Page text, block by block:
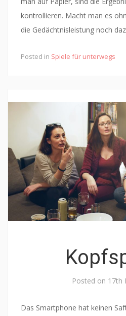
kontrollieren. Macht man es
die Gedächtnisleistung noch
Posted in Spiele für unterwegs
Posted on 17th
Das Smartphone hat keinen